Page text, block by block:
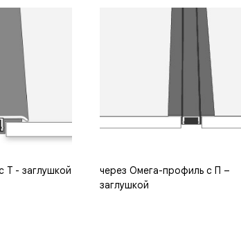
Т - заглушкой
через Омега-профиль с П –
заглушкой